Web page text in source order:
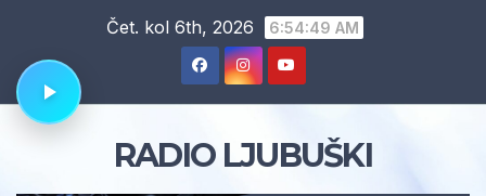
content
Čet. kol 6th, 2026 6:54:49 AM
RADIO LJUBUŠKI